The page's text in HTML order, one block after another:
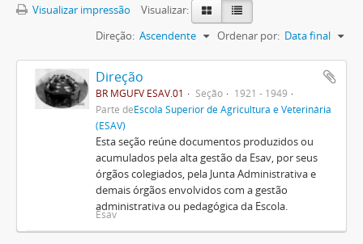
Visualizar impressão
Visualizar:
Ordenar por: Data final
Direção: Ascendente
Direção
BR MGUFV ESAV.01 Seção
1921 - 1949
Parte deEscola Superior de Agricultura e Veterinária
(ESAV)
Esta seção reúne documentos produzidos ou
acumulados pela alta gestão da Esav, por seus
órgãos colegiados, pela Junta Administrativa e
demais órgãos envolvidos com a gestão
administrativa ou pedagógica da Escola.
Esav